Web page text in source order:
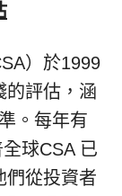
）於1999
的評估，涵
。每年有
球CSA 已
們從投資者